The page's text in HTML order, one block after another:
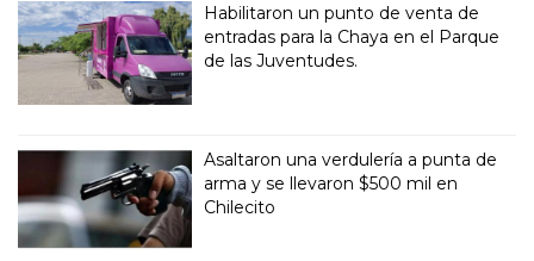
Habilitaron un punto de venta de
entradas para la Chaya en el Parque
de las Juventudes.
Asaltaron una verdulería a punta de
arma y se llevaron $500 mil en
Chilecito